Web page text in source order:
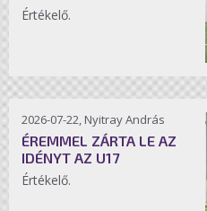
Értékelő.
2026-07-22, Nyitray András
ÉREMMEL ZÁRTA LE AZ
IDÉNYT AZ U17
Értékelő.